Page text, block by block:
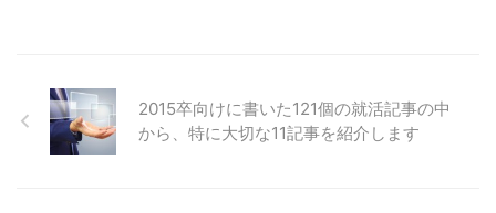
2015卒向けに書いた121個の就活記事の中
から、特に大切な11記事を紹介します